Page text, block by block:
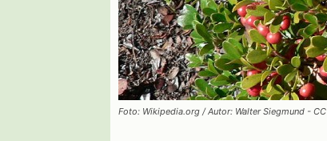
Foto: Wikipedia.org / Autor: Walter Siegmund -